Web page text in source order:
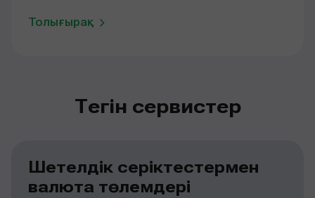
Толығырақ
Тегін сервистер
Шетелдік серіктестермен
валюта төлемдері